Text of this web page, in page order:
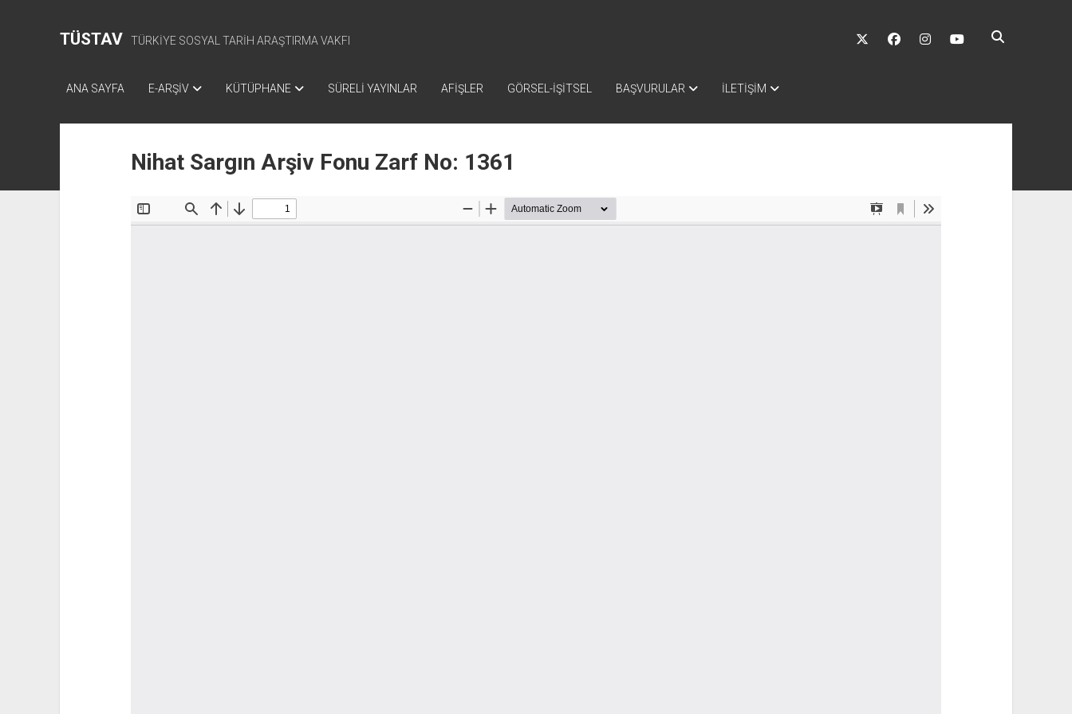
TÜSTAV TÜRKİYE SOSYAL TARİH ARAŞTIRMA VAKFI
twitter facebookinstagramyoutube
ANA SAYFA E-ARŞİV KÜTÜPHANE SÜRELİ YAYINLAR AFİŞLER GÖRSEL-İŞİTSEL BAŞVURULAR İLETİŞİM
Nihat Sargın Arşiv Fonu Zarf No: 1361